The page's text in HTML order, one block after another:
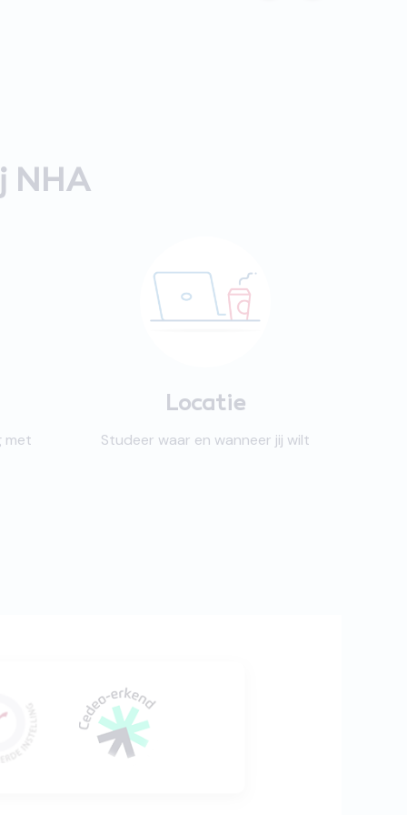
NHA
met
Locatie
Studeer waar en wanneer jij wilt